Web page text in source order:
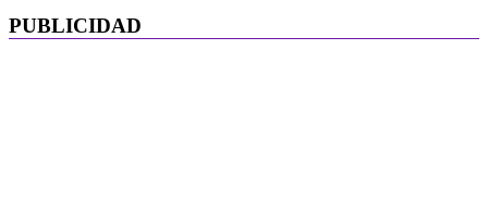
PUBLICIDAD